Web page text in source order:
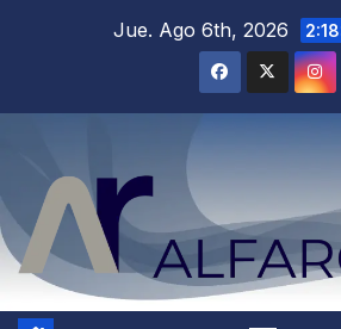
Jue. Ago 6th, 2026